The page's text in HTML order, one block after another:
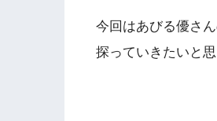
今回はあびる優さ
探っていきたいと思